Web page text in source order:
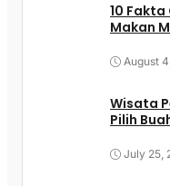
10
Makan
August
Wisata
Pilih
July 25,